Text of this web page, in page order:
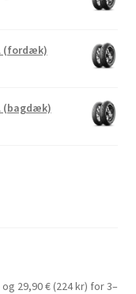
(fordæk)
(bagdæk)
29,90 € (224 kr) for 3–